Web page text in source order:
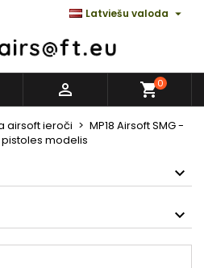
Latviešu valoda 
 0
airsoft ieroči
MP18 Airsoft SMG -
modelis